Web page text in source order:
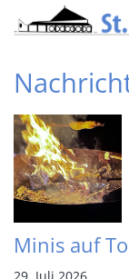
Zum Inhalt
Minis auf